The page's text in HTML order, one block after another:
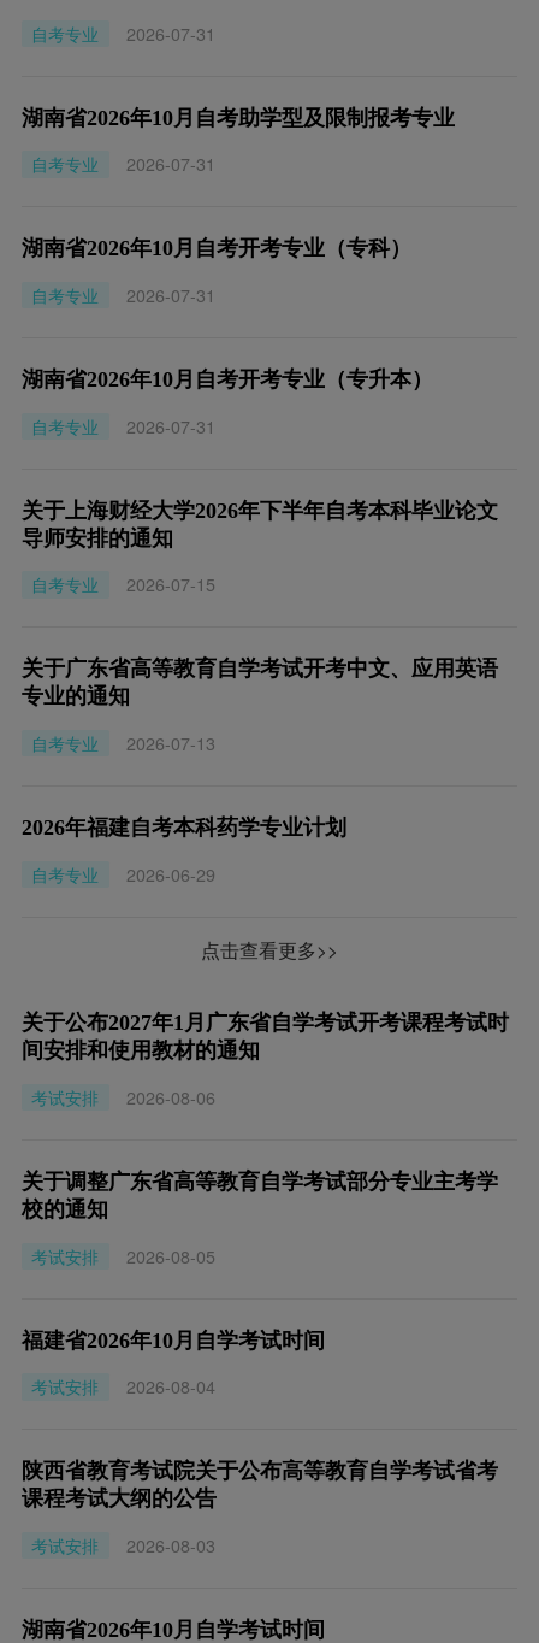
自考专业
2026-07-31
湖南省2026年10月自考助学型及限制报考专业
自考专业
2026-07-31
湖南省2026年10月自考开考专业（专科）
自考专业
2026-07-31
湖南省2026年10月自考开考专业（专升本）
自考专业
2026-07-31
关于上海财经大学2026年下半年自考本科毕业论文
导师安排的通知
自考专业
2026-07-15
关于广东省高等教育自学考试开考中文、应用英语
专业的通知
自考专业
2026-07-13
2026年福建自考本科药学专业计划
自考专业
2026-06-29
点击查看更多>>
关于公布2027年1月广东省自学考试开考课程考试时
间安排和使用教材的通知
考试安排
2026-08-06
关于调整广东省高等教育自学考试部分专业主考学
校的通知
考试安排
2026-08-05
福建省2026年10月自学考试时间
考试安排
2026-08-04
陕西省教育考试院关于公布高等教育自学考试省考
课程考试大纲的公告
考试安排
2026-08-03
湖南省2026年10月自学考试时间